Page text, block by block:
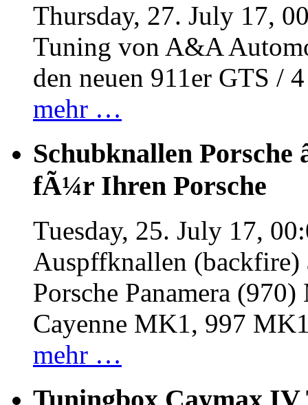
Thursday, 27. July 17,
Tuning von A&A
den neuen 911er GTS /
mehr …
Schubknallen Porsche
fÃ¼r Ihren Porsche
Tuesday, 25. July 17,
Auspffknallen
Porsche Panamera
Cayenne MK1, 997
mehr …